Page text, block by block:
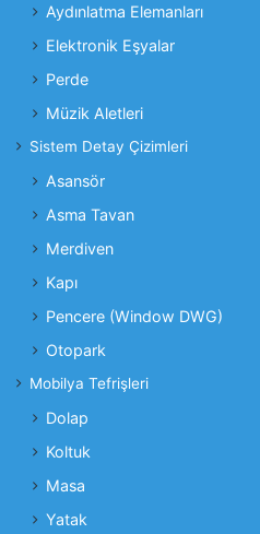
Aydınlatma Elemanları
Elektronik Eşyalar
Perde
Müzik Aletleri
Sistem Detay Çizimleri
Asansör
Asma Tavan
Merdiven
Kapı
Pencere (Window DWG)
Otopark
Mobilya Tefrişleri
Dolap
Koltuk
Masa
Yatak